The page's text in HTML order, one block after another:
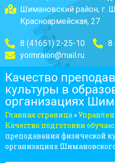
Шимановский район, г.
Красноармейская, 27
8 (41651) 2-25-10
8
yormraion@mail.ru
Качество
культуры в
организациях
Главная страница »
Качество подготовки
преподавания физической
организациях